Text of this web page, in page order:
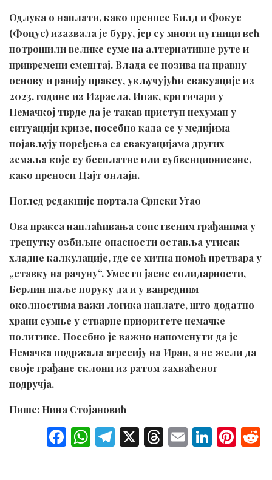
Одлука о наплати, како преносе Билд и Фокус
(Фоцус) изазвала је буру, јер су многи путници већ
потрошили велике суме на алтернативне руте и
привремени смештај. Влада се позива на правну
основу и ранију праксу, укључујући евакуације из
2023. године из Израела. Ипак, критичари у
Немачкој тврде да је такав приступ нехуман у
ситуацији кризе, посебно када се у медијима
појављују поређења са евакуацијама других
земаља које су бесплатне или субвенционисане,
како преноси Цајт онлајн.
Поглед редакције портала Српски Угао
Ова пракса наплаћивања сопственим грађанима у
тренутку озбиљне опасности оставља утисак
хладне калкулације, где се хитна помоћ претвара у
„ставку на рачуну“. Уместо јасне солидарности,
Берлин шаље поруку да и у ванредним
околностима важи логика наплате, што додатно
храни сумње у стварне приоритете немачке
политике. Посебно је важно напоменути да је
Немачка подржала агресију на Иран, а не жели да
своје грађане склони из ратом захваћеног
подручја.
Пише: Нина Стојановић
F W T X T E Li Pi